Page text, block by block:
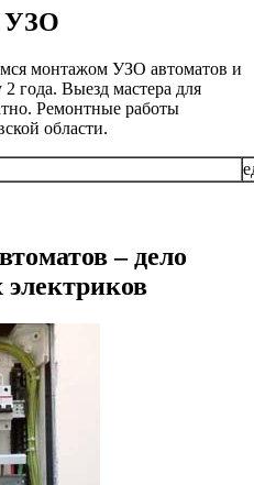
УЗО
монтажом УЗО автоматов и
года. Выезд мастера для
Ремонтные работы
области.
– дело